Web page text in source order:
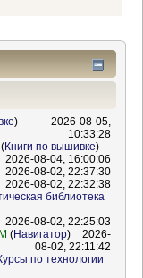
)
2026-08-05,
10:33:28
Книги по вышивке)
2026-08-04, 16:00:06
2026-08-02, 22:37:30
2026-08-02, 22:32:38
библиотека
2026-08-02, 22:25:03
(Навигатор)
2026-
08-02, 22:11:42
по технологии